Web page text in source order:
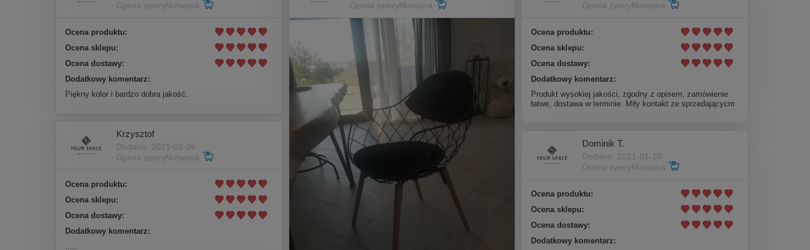
Opinia zweryfikowana
Ocena produktu:
Ocena sklepu:
Ocena dostawy:
Dodatkowy komentarz:
Piękny kolor i bardzo dobra jakość.
Opinia zweryfikowana
Opinia zweryfikowana
Ocena produktu:
Ocena sklepu:
Ocena dostawy:
Dodatkowy komentarz:
Produkt wysokiej jakości, zgodny z opisem, zamówienie
łatwe, dostawa w terminie. Miły kontakt ze sprzedającycm
Krzysztof
Dodano: 2021-02-06
Opinia zweryfikowana
Ocena produktu:
Ocena sklepu:
Ocena dostawy:
Dodatkowy komentarz:
Dominik T.
Dodano: 2021-01-10
Opinia zweryfikowana
Ocena produktu:
Ocena sklepu:
Ocena dostawy:
Dodatkowy komentarz: